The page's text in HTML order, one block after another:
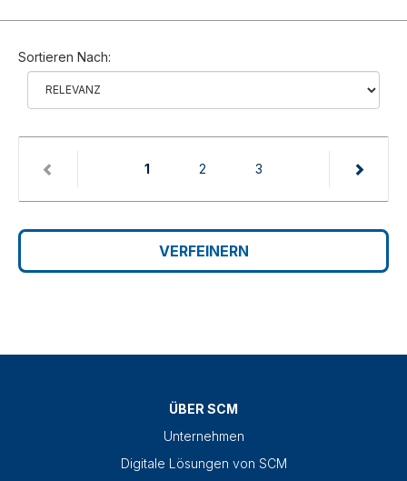
Sortieren Nach:
1(current)
2 3
VERFEINERN
ÜBER SCM
Unternehmen
Digitale Lösungen von SCM